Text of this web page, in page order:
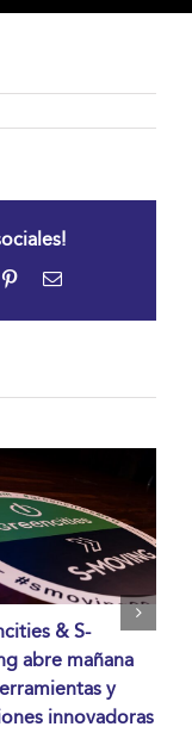
PinterestCorreo
& S-
abre mañana
y
innovadoras